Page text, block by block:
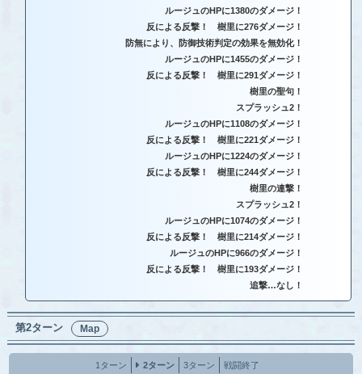
ルージュのHPに1380のダメージ！
反による反撃！ 樹里に276ダメージ！
防無により、防御技術判定の効果を無効化！
ルージュのHPに1455のダメージ！
反による反撃！ 樹里に291ダメージ！
樹里の聖句！
スプラッシュ2！
ルージュのHPに1108のダメージ！
反による反撃！ 樹里に221ダメージ！
ルージュのHPに1224のダメージ！
反による反撃！ 樹里に244ダメージ！
樹里の連撃！
スプラッシュ2！
ルージュのHPに1074のダメージ！
反による反撃！ 樹里に214ダメージ！
ルージュのHPに966のダメージ！
反による反撃！ 樹里に193ダメージ！
追撃…なし！
第2ターン Map
1ターン 2ターン 3ターン 戦闘終了